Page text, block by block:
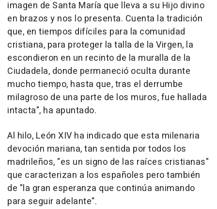
imagen de Santa María que lleva a su Hijo divino
en brazos y nos lo presenta. Cuenta la tradición
que, en tiempos difíciles para la comunidad
cristiana, para proteger la talla de la Virgen, la
escondieron en un recinto de la muralla de la
Ciudadela, donde permaneció oculta durante
mucho tiempo, hasta que, tras el derrumbe
milagroso de una parte de los muros, fue hallada
intacta", ha apuntado.
Al hilo, León XIV ha indicado que esta milenaria
devoción mariana, tan sentida por todos los
madrileños, "es un signo de las raíces cristianas"
que caracterizan a los españoles pero también
de "la gran esperanza que continúa animando
para seguir adelante".